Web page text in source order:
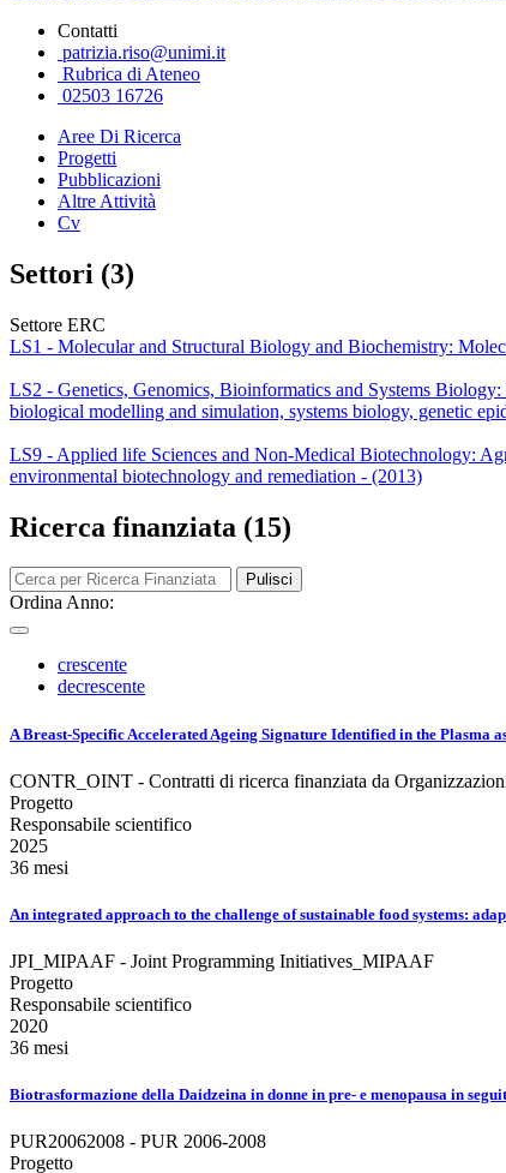
Contatti
patrizia.riso@unimi.it
Rubrica di Ateneo
02503 16726
Aree Di Ricerca
Progetti
Pubblicazioni
Altre Attività
Cv
Settori (3)
Settore ERC
LS1 - Molecular and Structural Biology and Biochemistry:
LS2 - Genetics, Genomics, Bioinformatics and Systems
biological modelling and simulation, systems biology, genetic
LS9 - Applied life Sciences and Non-Medical Biotechnology:
environmental biotechnology and remediation - (2013)
Ricerca finanziata (15)
Pulisci
Ordina Anno:
crescente
decrescente
A Breast-Specific Accelerated Ageing Signature Identified in the
CONTR_OINT - Contratti di ricerca finanziata da
Progetto
Responsabile scientifico
2025
36 mesi
An integrated approach to the challenge of sustainable food systems:
JPI_MIPAAF - Joint Programming Initiatives_MIPAAF
Progetto
Responsabile scientifico
2020
36 mesi
Biotrasformazione della Daidzeina in donne in pre- e menopausa in
PUR20062008 - PUR 2006-2008
Progetto